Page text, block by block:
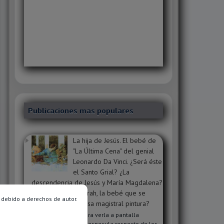
Publicaciones mas populares
La hija de Jesús. El bebé de
"La Última Cena" del genial
Leonardo Da Vinci. ¿Será éste
el Santo Grial? ¿La
descendencia de Jesús y María Magdalena?
¿Será Sophie o Sarah, la bebé que se
oculta dentro de esa magistral pintura?
Clic en la imagen para verla a pantalla
a derechos de autor.